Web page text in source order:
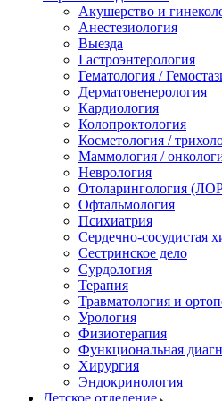
Акушерство и
Анестезиология
Выезда
Гастроэнтерология
Гематология /
Дерматовенерология
Кардиология
Колопроктология
Косметология /
Маммология /
Неврология
Отоларингология
Офтальмология
Психиатрия
Сердечно-сосудистая
Сестринское дело
Сурдология
Терапия
Травматология и
Урология
Физиотерапия
Функциональная
Хирургия
Эндокринология
Детское отделение